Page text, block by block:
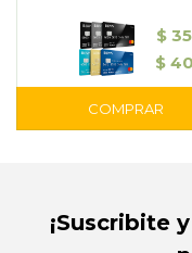
$ 35
$ 40
¡Suscribite